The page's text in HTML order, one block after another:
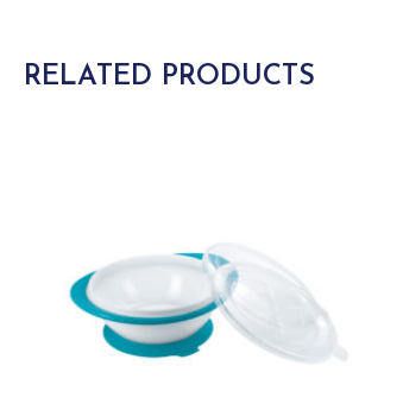
RELATED PRODUCTS